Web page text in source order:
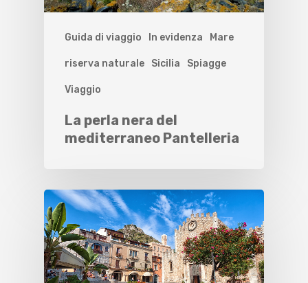
Guida di viaggio In evidenza Mare
riserva naturale Sicilia Spiagge
Viaggio
La perla nera del
mediterraneo Pantelleria